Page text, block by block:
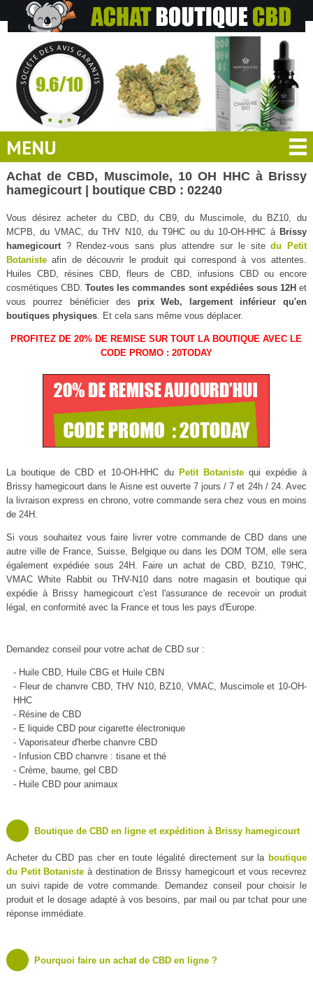
MENU
Achat de CBD, Muscimole, 10 OH HHC à Brissy
hamegicourt | boutique CBD : 02240
Vous désirez acheter du CBD, du CB9, du Muscimole, du BZ10, du
MCPB, du VMAC, du THV N10, du T9HC ou du 10-OH-HHC à Brissy
hamegicourt? Rendez-vous sans plus attendre sur le sitedu Petit
Botanisteafin de découvrir le produit qui correspond à vos attentes.
Huiles CBD, résines CBD, fleurs de CBD, infusions CBD ou encore
cosmétiques CBD.Toutes les commandes sont expédiées sous 12H et
vous pourrez bénéficier des prix Web, largement inférieur qu'en
boutiques physiques. Et cela sans même vous déplacer.
PROFITEZ DE 20% DE REMISE SUR TOUT LA BOUTIQUE AVEC LE
CODE PROMO : 20TODAY
La boutique de CBD et 10-OH-HHC du Petit Botanistequi expédie à
Brissy hamegicourt dans le Aisne est ouverte 7 jours / 7 et 24h / 24. Avec
la livraison express en chrono, votre commande sera chez vous en moins
de 24H.
Si vous souhaitez vous faire livrer votre commande de CBD dans une
autre ville de France, Suisse, Belgique ou dans les DOM TOM, elle sera
également expédiée sous 24H. Faire un achat de CBD, BZ10, T9HC,
VMAC White Rabbit ou THV-N10 dans notre magasin et boutique qui
expédie à Brissy hamegicourt c'est l'assurance de recevoir un produit
légal, en conformité avec la France et tous les pays d'Europe.
Demandez conseil pour votre achat de CBD sur :
- Huile CBD, Huile CBG et Huile CBN
- Fleur de chanvre CBD, THV N10, BZ10, VMAC, Muscimole et 10-OH-
HHC
- Résine de CBD
- E liquide CBD pour cigarette électronique
- Vaporisateur d'herbe chanvre CBD
- Infusion CBD chanvre : tisane et thé
- Crème, baume, gel CBD
- Huile CBD pour animaux
Boutique de CBD en ligne et expédition à Brissy hamegicourt
Acheter du CBD pas cher en toute légalité directement sur la boutique
du Petit Botaniste à destination de Brissy hamegicourt et vous recevrez
un suivi rapide de votre commande. Demandez conseil pour choisir le
produit et le dosage adapté à vos besoins, par mail ou par tchat pour une
réponse immédiate.
Pourquoi faire un achat de CBD en ligne ?